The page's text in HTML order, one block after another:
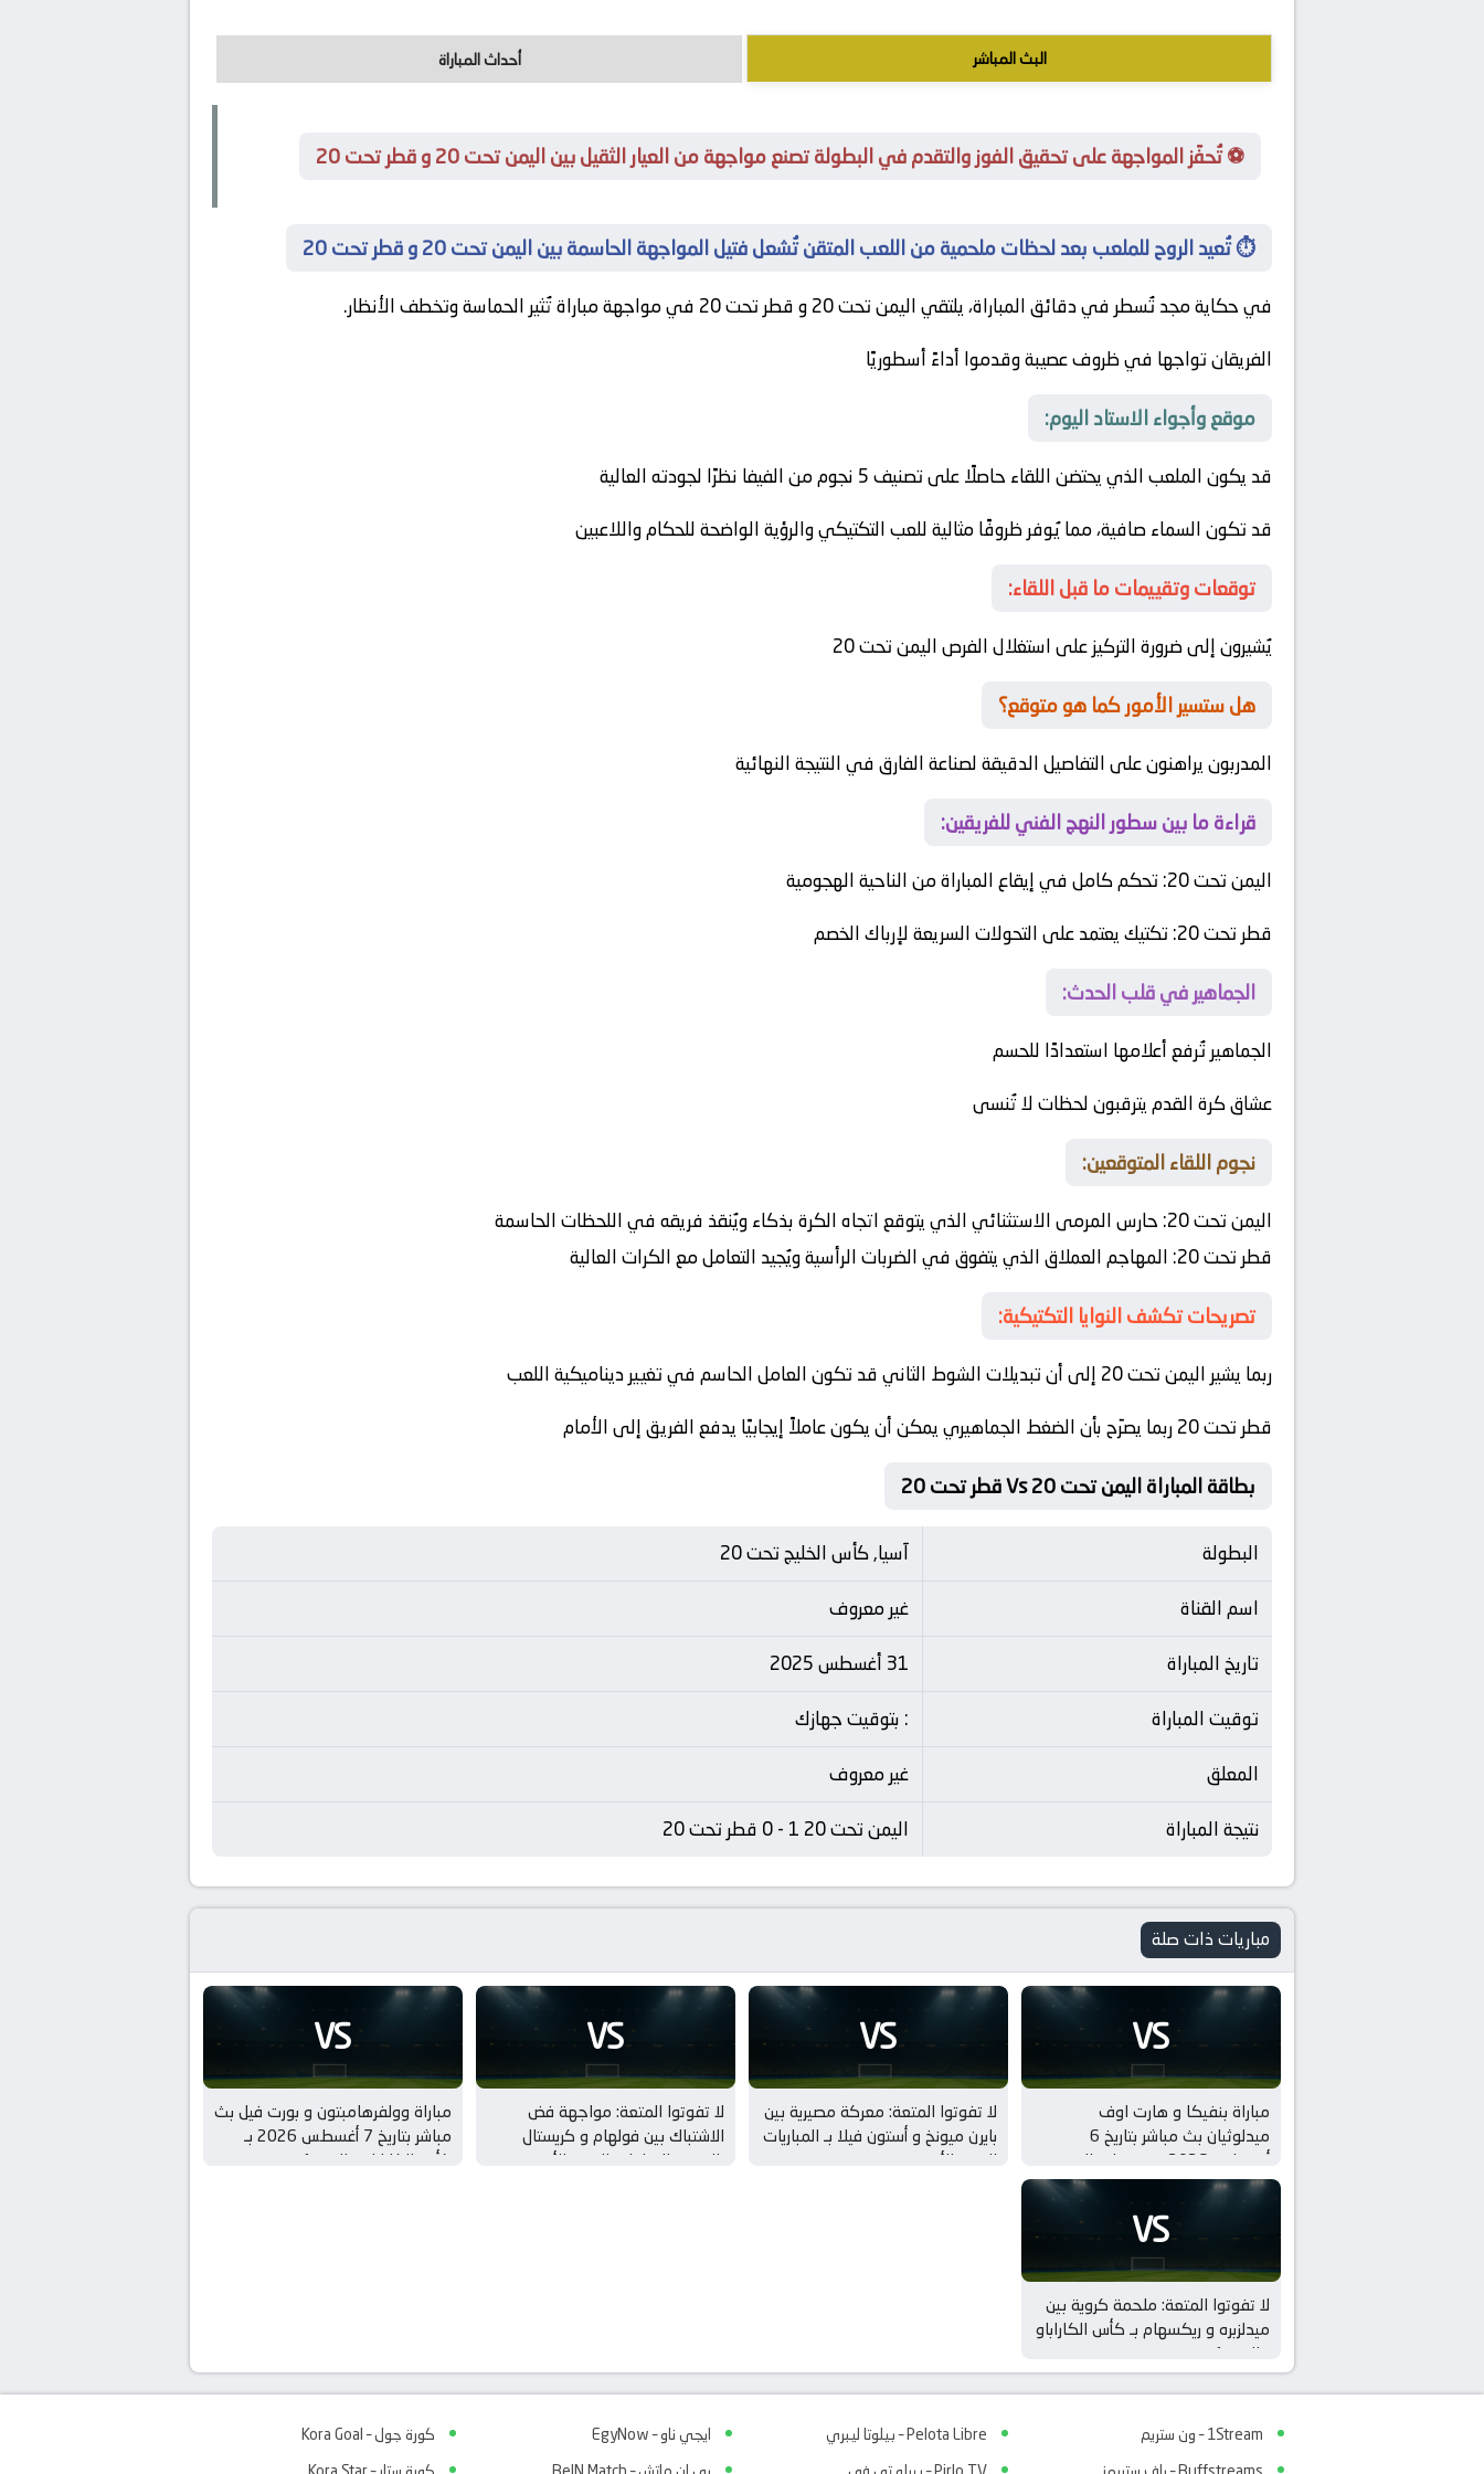
البث المباشر أحداث المباراة
⚽ تُحفّز المواجهة على تحقيق الفوز والتقدم في البطولة تصنع مواجهة من العيار الثقيل بين اليمن تحت 20 و قطر تحت 20
⏱️ تُعيد الروح للملعب بعد لحظات ملحمية من اللعب المتقن تُشعل فتيل المواجهة الحاسمة بين اليمن تحت 20 و قطر تحت 20
في حكاية مجد تُسطر في دقائق المباراة، يلتقياليمن تحت 20 وقطر تحت 20
في مواجهة مباراة تُثير الحماسة وتخطف الأنظار.
الفريقان تواجها في ظروف عصيبة وقدموا أداءً أسطوريًا
موقع وأجواء الاستاد اليوم:
قد يكون الملعب الذي يحتضن اللقاء حاصلًا على تصنيف 5 نجوم من الفيفا نظرًا لجودته العالية
قد تكون السماء صافية، مما يُوفر ظروفًا مثالية للعب التكتيكي والرؤية الواضحة للحكام واللاعبين
توقعات وتقييمات ما قبل اللقاء:
يُشيرون إلى ضرورة التركيز على استغلال الفرصاليمن تحت 20
هل ستسير الأمور كما هو متوقع؟
المدربون يراهنون على التفاصيل الدقيقة لصناعة الفارق في النتيجة النهائية
قراءة ما بين سطور النهج الفني للفريقين:
اليمن تحت 20
: تحكم كامل في إيقاع المباراة من الناحية الهجومية
قطر تحت 20
: تكتيك يعتمد على التحولات السريعة لإرباك الخصم
الجماهير في قلب الحدث:
الجماهير تُرفع أعلامها استعدادًا للحسم
عشاق كرة القدم يترقبون لحظات لا تُنسى
نجوم اللقاء المتوقعين:
اليمن تحت 20:
حارس المرمى الاستثنائي الذي يتوقع اتجاه الكرة بذكاء ويُنقذ فريقه في اللحظات الحاسمة
قطر تحت 20:
المهاجم العملاق الذي يتفوق في الضربات الرأسية ويُجيد التعامل مع الكرات العالية
تصريحات تكشف النوايا التكتيكية:
ربما يشير اليمن تحت 20 إلى أن تبديلات الشوط الثاني قد تكون العامل الحاسم في تغيير ديناميكية اللعب
قطر تحت 20 ربما يصرّح بأن الضغط الجماهيري يمكن أن يكون عاملاً إيجابيًا يدفع الفريق إلى الأمام
بطاقة المباراة اليمن تحت 20 Vs قطر تحت 20
البطولة
آسيا, كأس الخليج تحت 20
اسم القناة
غير معروف
تاريخ المباراة
31 أغسطس 2025
توقيت المباراة
: بتوقيت جهازك
المعلق
غير معروف
نتيجة المباراة
اليمن تحت 20 1 - 0 قطر تحت 20
مباريات ذات صلة
VS
مباراة بنفيكا و هارت اوف
ميدلوثيان بث مباشر بتاريخ 6
أغسطس 2026 بـ تصفيات الدوري
الاوروبي – الدور 3
VS
لا تفوتوا المتعة: معركة مصيرية بين
بايرن ميونخ و أستون فيلا بـ المباريات
الودية للأندية
VS
لا تفوتوا المتعة: مواجهة فض
الاشتباك بين فولهام و كريستال
بالاس بـ المباريات الودية للأندية
VS
مباراة وولفرهامبتون و بورت فيل بث
مباشر بتاريخ 7 أغسطس 2026 بـ
كأس الكاراباو – الدور 1
VS
لا تفوتوا المتعة: ملحمة كروية بين
ميدلزبره و ريكسهام بـ كأس الكاراباو
– الدور 1
1Stream – ون ستريم
Pelota Libre – بيلوتا ليبري
ايجي ناو – EgyNow
كورة جول – Kora Goal